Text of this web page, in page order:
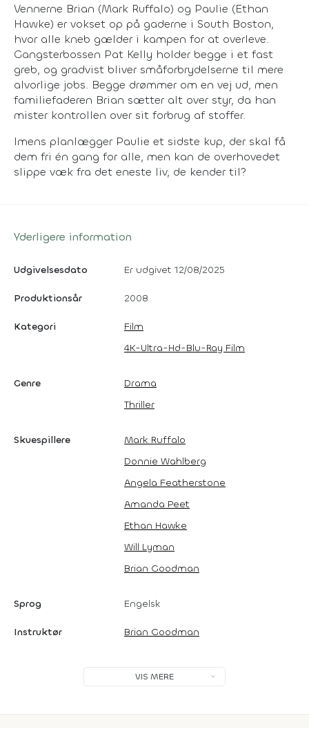
Vennerne Brian (Mark Ruffalo) og Paulie (Ethan
Hawke) er vokset op på gaderne i South Boston,
hvor alle kneb gælder i kampen for at overleve.
Gangsterbossen Pat Kelly holder begge i et fast
greb, og gradvist bliver småforbrydelserne til mere
alvorlige jobs. Begge drømmer om en vej ud, men
familiefaderen Brian sætter alt over styr, da han
mister kontrollen over sit forbrug af stoffer.
Imens planlægger Paulie et sidste kup, der skal få
dem fri én gang for alle, men kan de overhovedet
slippe væk fra det eneste liv, de kender til?
Yderligere information
Udgivelsesdato Er udgivet 12/08/2025
Produktionsår 2008
Kategori
Film
4K-Ultra-Hd-Blu-Ray Film
Genre
Drama
Thriller
Skuespillere
Mark Ruffalo
Donnie Wahlberg
Angela Featherstone
Amanda Peet
Ethan Hawke
Will Lyman
Brian Goodman
Sprog Engelsk
Instruktør Brian Goodman
VIS MERE